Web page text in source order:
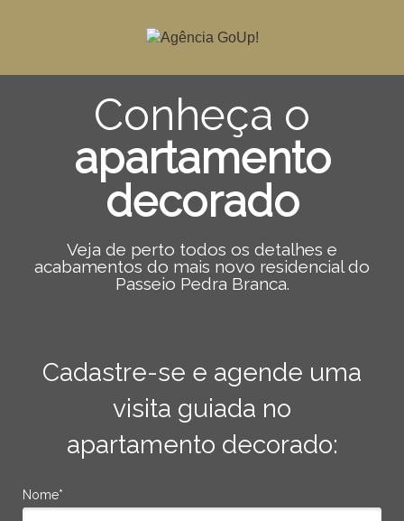
Conheça o
apartamento
decorado
Veja de perto todos os detalhes e
acabamentos do mais novo residencial do
Passeio Pedra Branca.
Cadastre-se e agende uma
visita guiada no
apartamento decorado:
Nome*